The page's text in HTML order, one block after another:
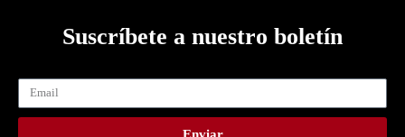
Suscríbete a nuestro boletín